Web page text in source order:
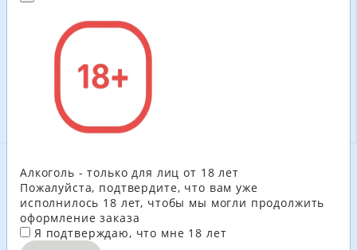
В КОРЗИНУ
1 2 3 4
Алкоголь - только для лиц от 18 лет
Пожалуйста, подтвердите, что вам уже
исполнилось 18 лет, чтобы мы могли продолжить
оформление заказа
Я подтверждаю, что мне 18 лет